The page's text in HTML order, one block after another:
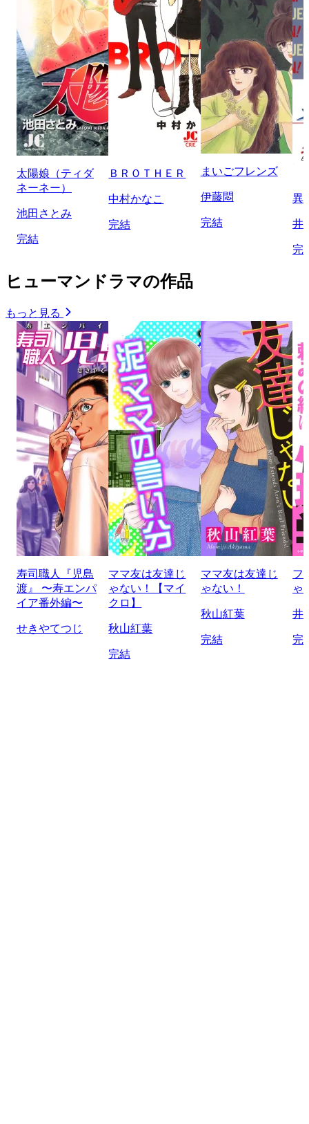
太陽娘（ティダ
ネーネー）
池田さとみ
完結
ＢＲＯＴＨＥＲ
中村かなこ
完結
まいごフレンズ
伊藤悶
完結
異
井
完
ヒューマンドラマの作品
もっと見る
寿司職人『児島
渡』 〜寿エンパ
イア番外編〜
せきやてつじ
ママ友は友達じ
ゃない！【マイ
クロ】
秋山紅葉
完結
ママ友は友達じ
ゃない！
秋山紅葉
完結
フ
ゃ
井
完